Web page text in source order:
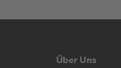
Über Uns